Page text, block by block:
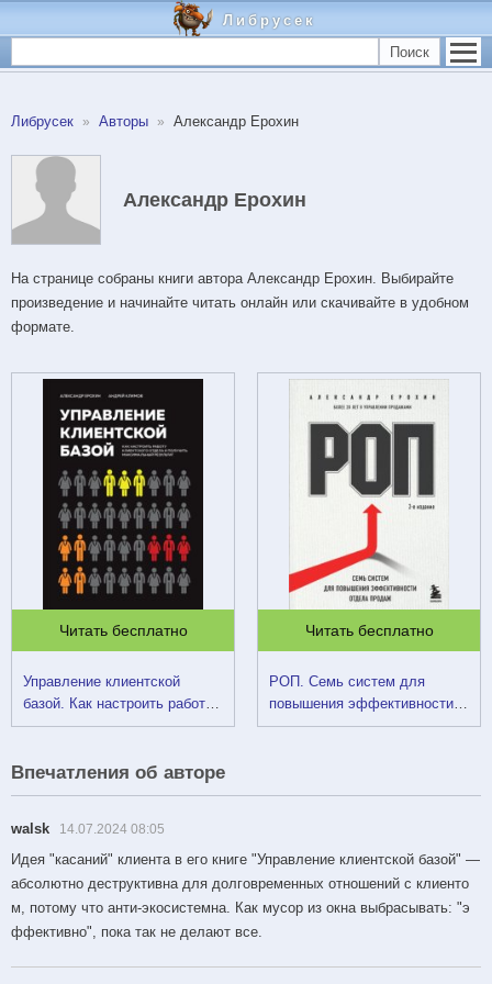
Либрусек
Поиск
Либрусек Авторы Александр Ерохин
Александр Ерохин
На странице собраны книги автора Александр Ерохин. Выбирайте
произведение и начинайте читать онлайн или скачивайте в удобном
формате.
Читать бесплатно
Управление клиентской
базой. Как настроить работу
клиентского отдела и
результат
Читать бесплатно
РОП. Семь систем для
повышения эффективности
отдела продаж
Впечатления об авторе
walsk 14.07.2024 08:05
Идея "касаний" клиента в его книге "Управление клиентской базой" —
абсолютно деструктивна для долговременных отношений с клиенто
м, потому что анти-экосистемна. Как мусор из окна выбрасывать: "э
ффективно", пока так не делают все.